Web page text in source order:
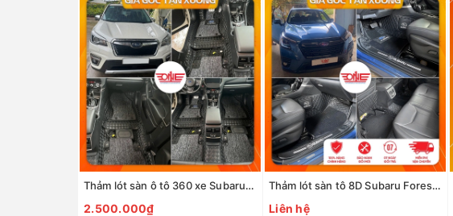
Thảm lót sàn ô tô 360 xe Subaru Forester 2019
2.500.000₫
Thảm lót sàn tô 8D Subaru Forester mẫu mới phủ viền cửa
Liên hệ